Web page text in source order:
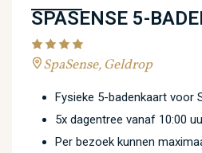
SPASENSE 5-
SpaSense, Geldrop
Fysieke 5-badenkaart voor
5x dagentree vanaf 10:00
Per bezoek kunnen